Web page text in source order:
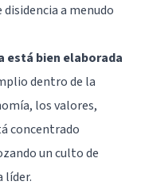
a menudo
está bien elaborada
dentro de la
los valores,
concentrado
un culto de
líder.